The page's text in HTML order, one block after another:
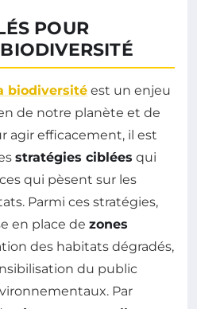
POUR
biodiversité est un enjeu
de notre planète et de
agir efficacement, il est
stratégies ciblées qui
qui pèsent sur les
Parmi ces stratégies,
en place de zones
des habitats dégradés,
du public
Par